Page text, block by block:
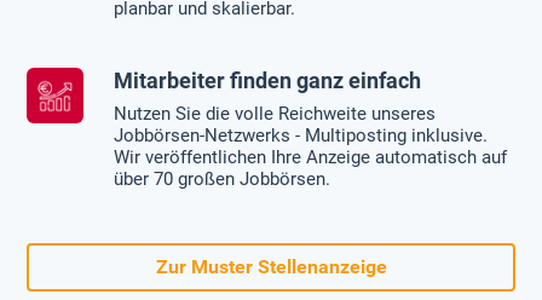
planbar und skalierbar.
Mitarbeiter finden ganz einfach
Nutzen Sie die volle Reichweite unseres
Jobbörsen-Netzwerks - Multiposting inklusive.
Wir veröffentlichen Ihre Anzeige automatisch auf
über 70 großen Jobbörsen.
Zur Muster Stellenanzeige